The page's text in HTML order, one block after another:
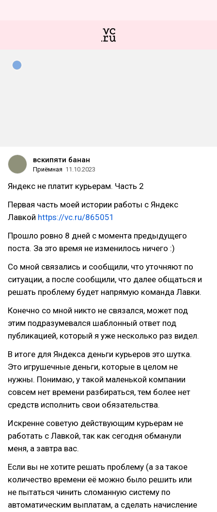
вскипяти банан
Приёмная 11.10.2023
Яндекс не платит курьерам. Часть 2
Первая часть моей истории работы с Яндекс
Лавкой https://vc.ru/865051
Прошло ровно 8 дней с момента предыдущего
поста. За это время не изменилось ничего :)
Со мной связались и сообщили, что уточняют по
ситуации, а после сообщили, что далее общаться и
решать проблему будет напрямую команда Лавки.
Конечно со мной никто не связался, может под
этим подразумевался шаблонный ответ под
публикацией, который я уже несколько раз видел.
В итоге для Яндекса деньги курьеров это шутка.
Это игрушечные деньги, которые в целом не
нужны. Понимаю, у такой маленькой компании
совсем нет времени разбираться, тем более нет
средств исполнить свои обязательства.
Искренне советую действующим курьерам не
работать с Лавкой, так как сегодня обманули
меня, а завтра вас.
Если вы не хотите решать проблему (а за такое
количество времени её можно было решить или
не пытаться чинить сломанную систему по
автоматическим выплатам, а сделать начисление